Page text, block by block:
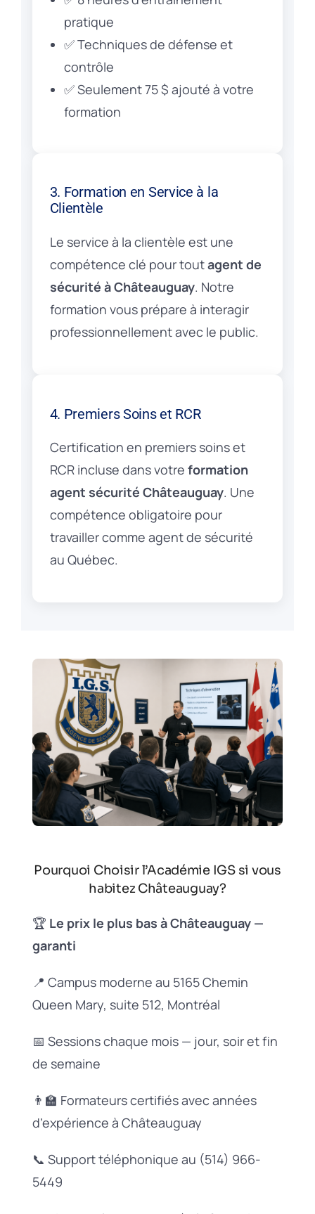
pratique
✅ Techniques de défense et
contrôle
✅ Seulement 75 $ ajouté à votre
formation
3. Formation en Service à la
Clientèle
Le service à la clientèle est une
compétence clé pour toutagent de
sécurité à Châteauguay. Notre
formation vous prépare à interagir
professionnellement avec le public.
4. Premiers Soins et RCR
Certification en premiers soins et
RCR incluse dans votre formation
agent sécurité Châteauguay. Une
compétence obligatoire pour
travailler comme agent de sécurité
au Québec.
Pourquoi Choisir l’Académie IGS si vous
habitez Châteauguay?
🏆 Le prix le plus bas à Châteauguay —
garanti
📍 Campus moderne au 5165 Chemin
Queen Mary, suite 512, Montréal
📅 Sessions chaque mois — jour, soir et fin
de semaine
👨‍🏫 Formateurs certifiés avec années
d’expérience à Châteauguay
📞 Support téléphonique au (514) 966-
5449